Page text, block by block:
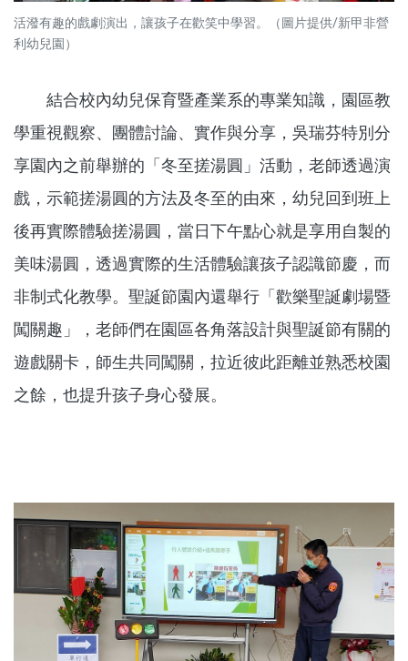
活潑有趣的戲劇演出，讓孩子在歡笑中學習。（圖片提供/新甲非營
利幼兒園）
結合校內幼兒保育暨產業系的專業知識，園區教
學重視觀察、團體討論、實作與分享，吳瑞芬特別分
享園內之前舉辦的「冬至搓湯圓」活動，老師透過演
戲，示範搓湯圓的方法及冬至的由來，幼兒回到班上
後再實際體驗搓湯圓，當日下午點心就是享用自製的
美味湯圓，透過實際的生活體驗讓孩子認識節慶，而
非制式化教學。聖誕節園內還舉行「歡樂聖誕劇場暨
闖關趣」，老師們在園區各角落設計與聖誕節有關的
遊戲關卡，師生共同闖關，拉近彼此距離並熟悉校園
之餘，也提升孩子身心發展。